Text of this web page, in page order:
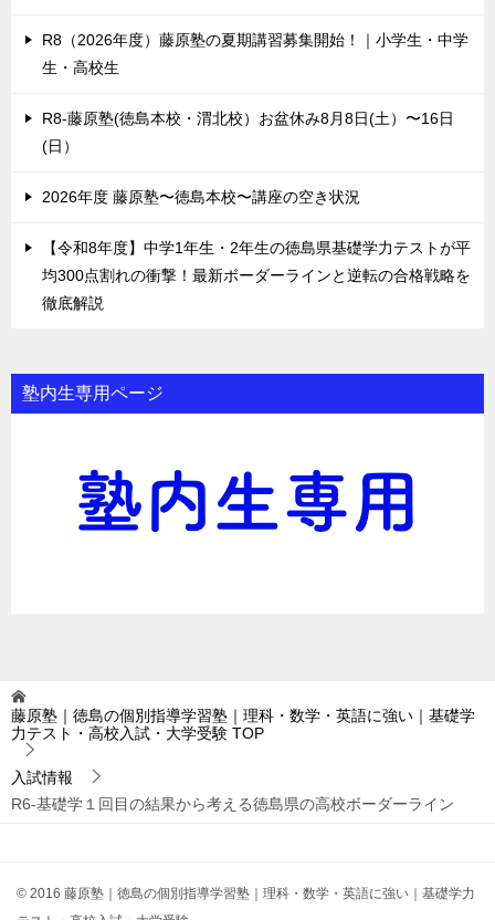
R8（2026年度）藤原塾の夏期講習募集開始！｜小学生・中学
生・高校生
R8-藤原塾(徳島本校・渭北校）お盆休み8月8日(土）〜16日
(日）
2026年度 藤原塾〜徳島本校〜講座の空き状況
【令和8年度】中学1年生・2年生の徳島県基礎学力テストが平
均300点割れの衝撃！最新ボーダーラインと逆転の合格戦略を
徹底解説
塾内生専用ページ
藤原塾｜徳島の個別指導学習塾｜理科・数学・英語に強い｜基礎学
力テスト・高校入試・大学受験 TOP
入試情報
R6-基礎学１回目の結果から考える徳島県の高校ボーダーライン
© 2016 藤原塾｜徳島の個別指導学習塾｜理科・数学・英語に強い｜基礎学力